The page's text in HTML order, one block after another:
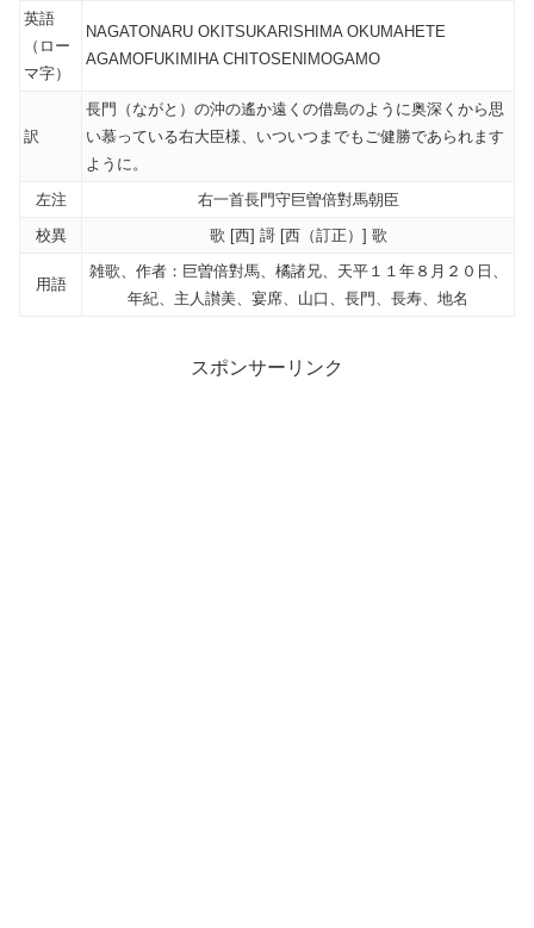
英語
（ロー
マ字）
NAGATONARU OKITSUKARISHIMA OKUMAHETE
AGAMOFUKIMIHA CHITOSENIMOGAMO
訳
長門（ながと）の沖の遙か遠くの借島のように奥深くから思
い慕っている右大臣様、いついつまでもご健勝であられます
ように。
左注
右一首長門守巨曽倍對馬朝臣
校異
歌 [西] 謌 [西（訂正）] 歌
用語
雑歌、作者：巨曽倍對馬、橘諸兄、天平１１年８月２０日、
年紀、主人讃美、宴席、山口、長門、長寿、地名
スポンサーリンク